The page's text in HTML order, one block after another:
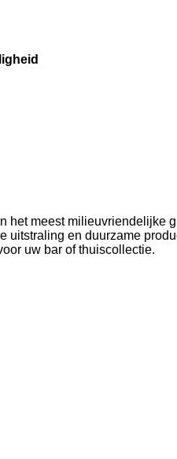
het meest
uitstraling en duurzame
uw bar of thuiscollectie.